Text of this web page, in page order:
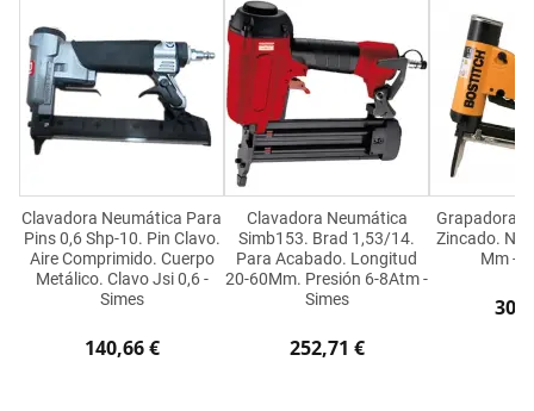
Clavadora Neumática Para
Pins 0,6 Shp-10. Pin Clavo.
Aire Comprimido. Cuerpo
Metálico. Clavo Jsi 0,6 -
Simes
140,66 €
Clavadora Neumática
Simb153. Brad 1,53/14.
Para Acabado. Longitud
20-60Mm. Presión 6-8Atm -
Simes
252,71 €
Grapadora
Zincado.
Mm -